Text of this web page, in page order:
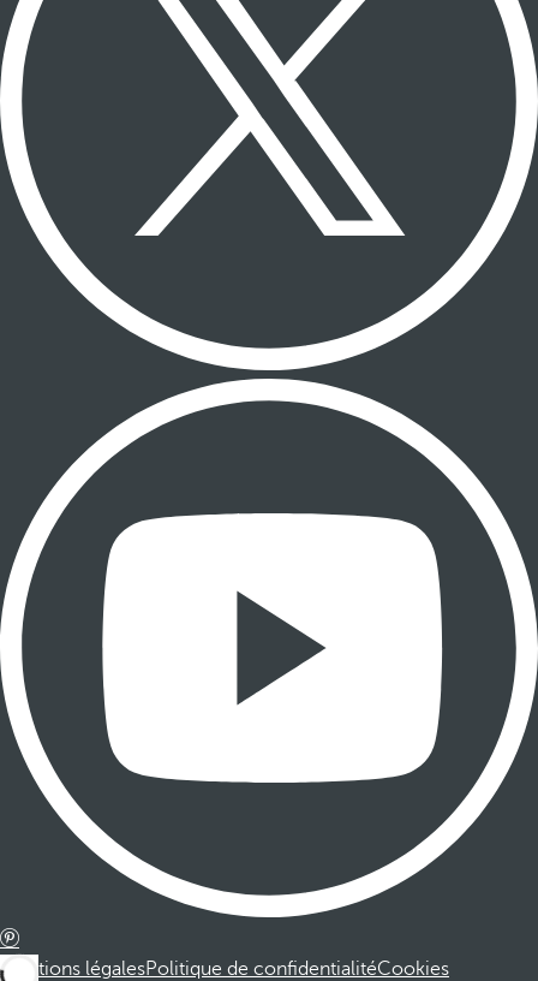
Mentions légalesPolitique de confidentialitéCookies